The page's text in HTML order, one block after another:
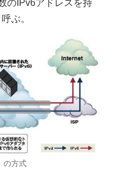
のIPv6アドレスを持
ぶ。
の方式